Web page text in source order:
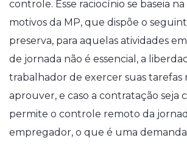
controle. Esse raciocínio se baseia
motivos da MP, que dispõe o
preserva, para aquelas atividades
de jornada não é essencial, a
trabalhador de exercer suas tarefas
aprouver, e caso a contratação seja
permite o controle remoto da
empregador, o que é uma